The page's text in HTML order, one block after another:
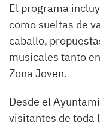
El programa
como sueltas de
caballo,
musicales tanto
Zona Joven.
Desde el
visitantes de toda